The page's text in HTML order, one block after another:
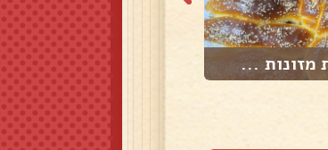
מזונות ...